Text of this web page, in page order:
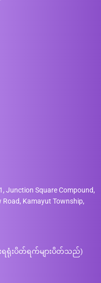
Junction Square Compound,
Road, Kamayut Township,
ရရုံးပိတ်ရက်များပိတ်သည်)